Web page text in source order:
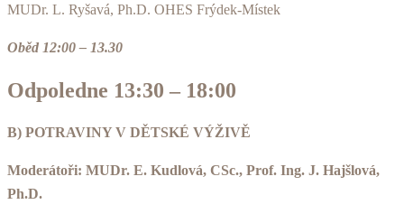
MUDr. L. Ryšavá, Ph.D. OHES Frýdek-Místek
Oběd 12:00 – 13.30
Odpoledne 13:30 – 18:00
B) POTRAVINY V DĚTSKÉ VÝŽIVĚ
Moderátoři: MUDr. E. Kudlová, CSc., Prof. Ing. J. Hajšlová,
Ph.D.